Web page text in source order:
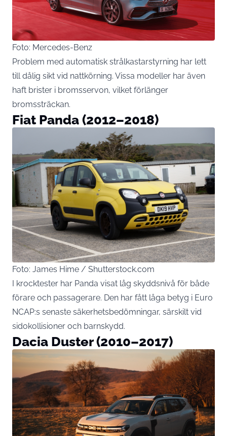
Foto: Mercedes-Benz
Problem med automatisk strålkastarstyrning har lett
till dålig sikt vid nattkörning. Vissa modeller har även
haft brister i bromsservon, vilket förlänger
bromssträckan.
Fiat Panda (2012–2018)
Foto: James Hime / Shutterstock.com
I krocktester har Panda visat låg skyddsnivå för både
förare och passagerare. Den har fått låga betyg i Euro
NCAP:s senaste säkerhetsbedömningar, särskilt vid
sidokollisioner och barnskydd.
Dacia Duster (2010–2017)